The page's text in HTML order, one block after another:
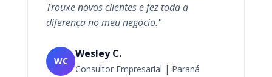
Trouxe novos clientes e fez toda a
diferença no meu negócio."
WC
Wesley C.
Consultor Empresarial | Paraná